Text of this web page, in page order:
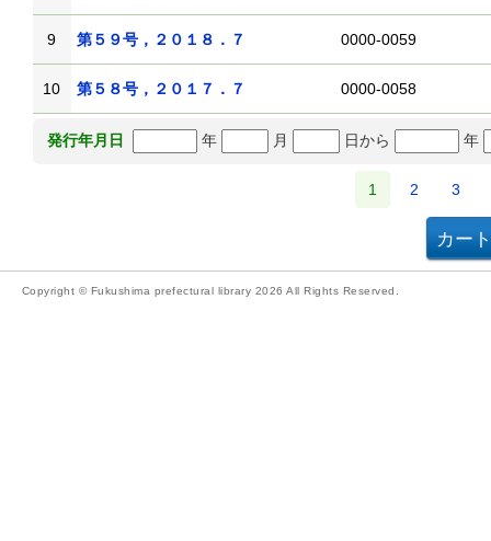
9 第５９号，２０１８．７ 0000-0059
10 第５８号，２０１７．７ 0000-0058
発行年月日 年 月 日から 年
1 2 3
Copyright © Fukushima prefectural library 2026 All Rights Reserved.